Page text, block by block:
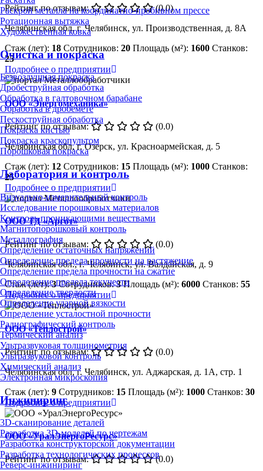
Раскрой металла на координатно-пробивном прессе
Ротационная вытяжка
Художественная ковка
Очистка и покраска
Безвоздушная покраска
Дробеструйная обработка
Обработка в галтовочном барабане
Обработка в дробемёте
Пескоструйная обработка
Покраска кистью
Покраска краскопультом
Порошковая покраска
Лаборатория и контроль
Визуально-измерительный контроль
Исследование порошковых материалов
Контроль проникающими веществами
Магнитопорошковый контроль
Металлография
Определение остаточных напряжений
Определение предела прочности на растяжение
Определение предела прочности на сжатие
Определение предела текучести
Определение твердости
Определение ударной вязкости
Определение усталостной прочности
Радиографический контроль
Термический анализ
Ультразвуковая толщинометрия
Ультразвуковой контроль
Химический анализ
Электронная микроскопия
Инжиниринг
3D-сканирование деталей
Разработка 3D-моделей по чертежам
Разработка конструкторской документации
Разработка технологических процессов
Реверс-инжиниринг
Рейтинг по отзывам:
(0.0)
Челябинская обл, г. Челябинск, ул. Производственная, д. 8А
Стаж (лет): 18 Сотрудников: 20 Площадь (м²): 1600 Станков:
25
Подробнее о предприятии
ООО «Энергомеханика»
Рейтинг по отзывам:
(0.0)
Челябинская обл, г. Озерск, ул. Красноармейская, д. 5
Стаж (лет): 12 Сотрудников: 15 Площадь (м²): 1000 Станков:
25
Подробнее о предприятии
ООО ТД «Аргот»
Рейтинг по отзывам:
(0.0)
Челябинская обл., г. Челябинск, ул. Валдайская, д. 9
Стаж (лет):3 Сотрудников:3 Площадь (м²): 6000 Станков: 55
Подробнее о предприятии
ООО «Теплострой»
Рейтинг по отзывам:
(0.0)
Челябинская обл, г. Челябинск, ул. Аджарская, д. 1А, стр. 1
Стаж (лет): 9 Сотрудников: 15 Площадь (м²): 1000 Станков: 30
Подробнее о предприятии
ООО «УралЭнергоРесурс»
Рейтинг по отзывам:
(0.0)